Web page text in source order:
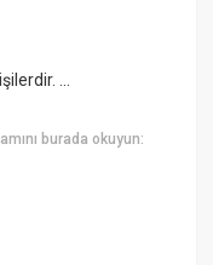
...
burada okuyun: